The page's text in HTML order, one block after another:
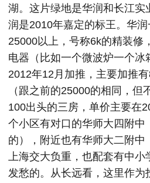
湖。这片绿地是华润和长江实
润是2010年嘉定的标王。华
25000以上，号称6k的精装修
电器（比如一个微波炉一个冰
2012年12月加推，主要加推
（跟之前的25000的相同，但
100出头的三房，单价主要在
个小区有对口的华师大四附中
的），附近也有华师大二附中
上海交大负重，也配套有中小
发愁的。从长远看，这里作为